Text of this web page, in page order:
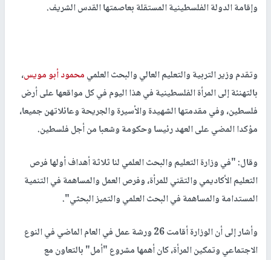
وإقامة الدولة الفلسطينية المستقلة بعاصمتها القدس الشريف.
وتقدم وزير التربية والتعليم العالي والبحث العلميمحمود أبو مويس،
بالتهنئة إلى المرأة الفلسطينية في هذا اليوم في كل مواقعها على أرض
فلسطين، وفي مقدمتها الشهيدة والأسيرة والجريحة وعائلاتهن جميعا،
مؤكدا المضي على العهد رئيسا وحكومة وشعبا من أجل فلسطين.
وقال: "في وزارة التعليم والبحث العلمي لنا ثلاثة أهداف أولها فرص
التعليم الأكاديمي والتقني للمرأة، وفرص العمل والمساهمة في التنمية
المستدامة والمساهمة في البحث العلمي والتميز البحثي".
وأشار إلى أن الوزارة أقامت 26 ورشة عمل في العام الماضي في النوع
الاجتماعي وتمكين المرأة، كان أهمها مشروع "أمل" بالتعاون مع